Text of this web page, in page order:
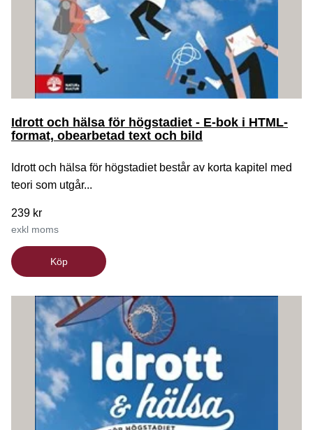
Idrott och hälsa för högstadiet - E-bok i HTML-
format, obearbetad text och bild
Idrott och hälsa för högstadiet består av korta kapitel med
teori som utgår...
239 kr
exkl moms
Köp